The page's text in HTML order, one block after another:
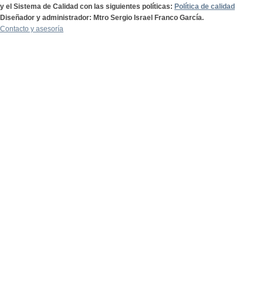
y el Sistema de Calidad con las siguientes políticas: Política de calidad
Diseñador y administrador: Mtro Sergio Israel Franco García.
Contacto y asesoría